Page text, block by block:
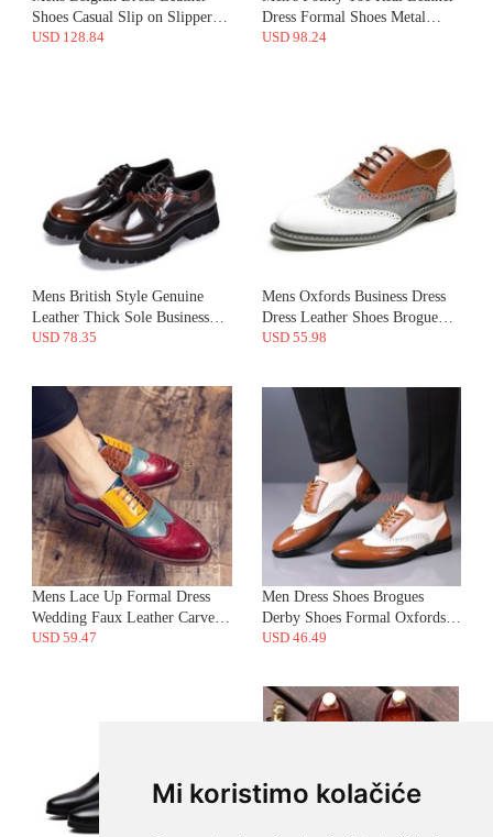
Mi koristimo kolačiće